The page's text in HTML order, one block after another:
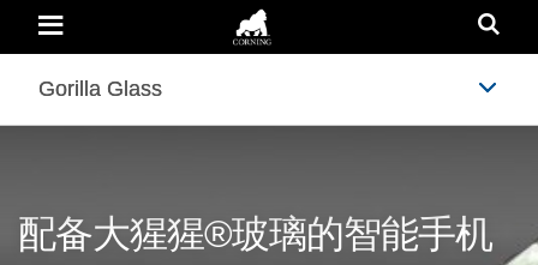
康
Gorilla Glass
Gorilla Glass
配备大猩猩®玻璃的智能手机